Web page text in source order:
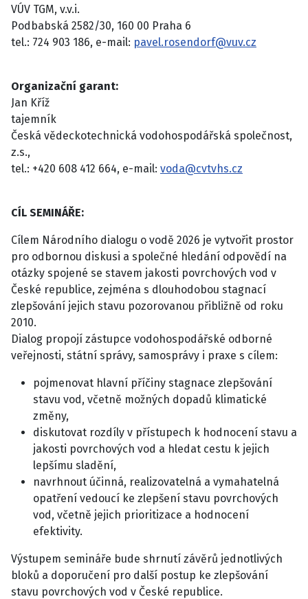
VÚV TGM, v.v.i.
Podbabská 2582/30, 160 00 Praha 6
tel.: 724 903 186, e-mail: pavel.rosendorf@vuv.cz
Organizační garant:
Jan Kříž
tajemník
Česká vědeckotechnická vodohospodářská společnost,
z.s.,
tel.: +420 608 412 664, e-mail: voda@cvtvhs.cz
CÍL SEMINÁŘE:
Cílem Národního dialogu o vodě 2026 je vytvořit prostor
pro odbornou diskusi a společné hledání odpovědí na
otázky spojené se stavem jakosti povrchových vod v
České republice, zejména s dlouhodobou stagnací
zlepšování jejich stavu pozorovanou přibližně od roku
2010.
Dialog propojí zástupce vodohospodářské odborné
veřejnosti, státní správy, samosprávy i praxe s cílem:
pojmenovat hlavní příčiny stagnace zlepšování
stavu vod, včetně možných dopadů klimatické
změny,
diskutovat rozdíly v přístupech k hodnocení stavu a
jakosti povrchových vod a hledat cestu k jejich
lepšímu sladění,
navrhnout účinná, realizovatelná a vymahatelná
opatření vedoucí ke zlepšení stavu povrchových
vod, včetně jejich prioritizace a hodnocení
efektivity.
Výstupem semináře bude shrnutí závěrů jednotlivých
bloků a doporučení pro další postup ke zlepšování
stavu povrchových vod v České republice.